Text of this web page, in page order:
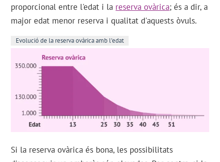
proporcional entre l'edat i la reserva ovàrica; és a dir, a
major edat menor reserva i qualitat d'aquests òvuls.
Evolució de la reserva ovàrica amb l'edat
Si la reserva ovàrica és bona, les possibilitats